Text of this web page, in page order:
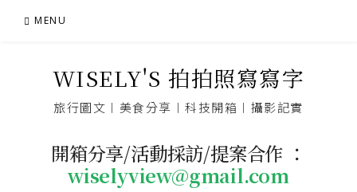
MENU
WISELY'S 拍拍照寫寫字
旅行圖文︱美食分享︱科技開箱︱攝影記實
開箱分享/活動採訪/提案合作 ：
wiselyview@gmail.com